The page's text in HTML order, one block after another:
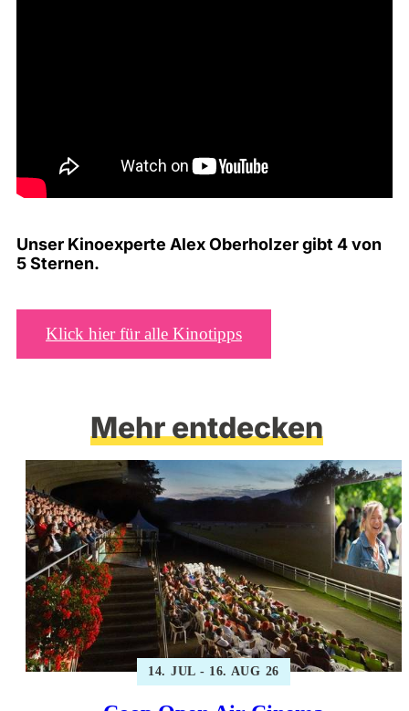
Unser Kinoexperte Alex Oberholzer gibt 4 von
5 Sternen.
Klick hier für alle Kinotipps
Mehr entdecken
14. JUL - 16. AUG 26